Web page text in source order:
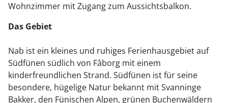
Wohnzimmer mit Zugang zum Aussichtsbalkon.
Das Gebiet
Nab ist ein kleines und ruhiges Ferienhausgebiet auf
Südfünen südlich von Fåborg mit einem
kinderfreundlichen Strand. Südfünen ist für seine
besondere, hügelige Natur bekannt mit Svanninge
Bakker, den Fünischen Alpen, grünen Buchenwäldern